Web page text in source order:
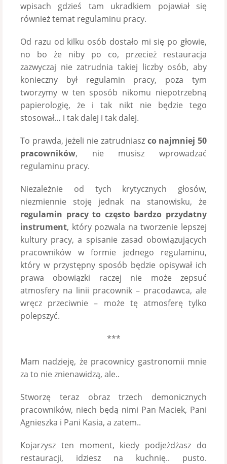
wpisach gdzieś tam ukradkiem pojawiał się
również temat regulaminu pracy.
Od razu od kilku osób dostało mi się po głowie,
no bo że niby po co, przecież restauracja
zazwyczaj nie zatrudnia takiej liczby osób, aby
konieczny był regulamin pracy, poza tym
tworzymy w ten sposób nikomu niepotrzebną
papierologię, że i tak nikt nie będzie tego
stosował… i tak dalej i tak dalej.
To prawda, jeżeli nie zatrudniasz co najmniej 50
pracowników, nie musisz wprowadzać
regulaminu pracy.
Niezależnie od tych krytycznych głosów,
niezmiennie stoję jednak na stanowisku, że
regulamin pracy to często bardzo przydatny
instrument, który pozwala na tworzenie lepszej
kultury pracy, a spisanie zasad obowiązujących
pracowników w formie jednego regulaminu,
który w przystępny sposób będzie opisywał ich
prawa obowiązki raczej nie może zepsuć
atmosfery na linii pracownik – pracodawca, ale
wręcz przeciwnie – może tę atmosferę tylko
polepszyć.
***
Mam nadzieję, że pracownicy gastronomii mnie
za to nie znienawidzą, ale..
Stworzę teraz obraz trzech demonicznych
pracowników, niech będą nimi Pan Maciek, Pani
Agnieszka i Pani Kasia, a zatem..
Kojarzysz ten moment, kiedy podjeżdżasz do
restauracji, idziesz na kuchnię.. pusto.